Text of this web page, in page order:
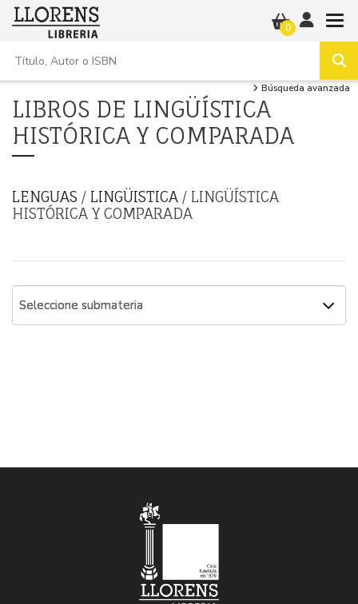
Búsqueda avanzada
0
LIBROS DE LINGÜÍSTICA
HISTÓRICA Y COMPARADA
LENGUAS / LINGÜISTICA / LINGÜÍSTICA
HISTÓRICA Y COMPARADA